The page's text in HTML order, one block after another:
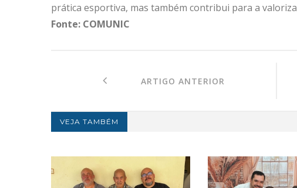
prática esportiva, mas também contribui para a
Fonte: COMUNIC
ARTIGO ANTERIOR
VEJA TAMBÉM